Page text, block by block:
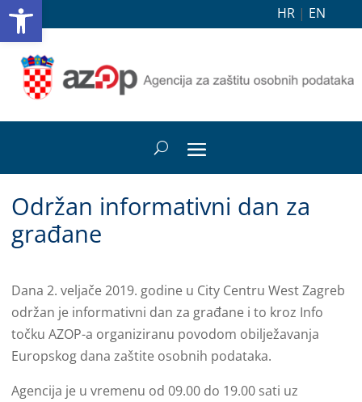
HR | EN
Održan informativni dan za
građane
Dana 2. veljače 2019. godine u City Centru West Zagreb
održan je informativni dan za građane i to kroz Info
točku AZOP-a organiziranu povodom obilježavanja
Europskog dana zaštite osobnih podataka.
Agencija je u vremenu od 09.00 do 19.00 sati uz